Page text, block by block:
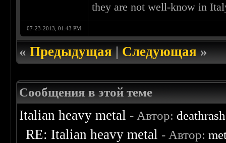
they are not well-know in
07-23-2013, 01:43 PM
«Предыдущая|Следующая»
Сообщения в этой теме
Italian heavy metal - Автор:
RE: Italian heavy metal - Автор: